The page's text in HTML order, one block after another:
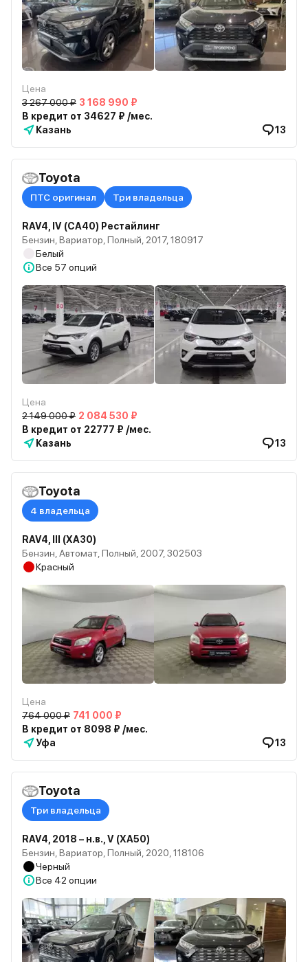
Цена
3 267 000 ₽ 3 168 990 ₽
В кредит от 34627 ₽ /мес.
Казань
13
Toyota
ПТС оригинал Три владельца
RAV4, IV (CA40) Рестайлинг
Бензин, Вариатор, Полный, 2017, 180917
Белый
Все 57 опций
Цена
2 149 000 ₽ 2 084 530 ₽
В кредит от 22777 ₽ /мес.
Казань
13
Toyota
4 владельца
RAV4, III (XA30)
Бензин, Автомат, Полный, 2007, 302503
Красный
Цена
764 000 ₽ 741 000 ₽
В кредит от 8098 ₽ /мес.
Уфа
13
Toyota
Три владельца
RAV4, 2018 – н.в., V (XA50)
Бензин, Вариатор, Полный, 2020, 118106
Черный
Все 42 опции